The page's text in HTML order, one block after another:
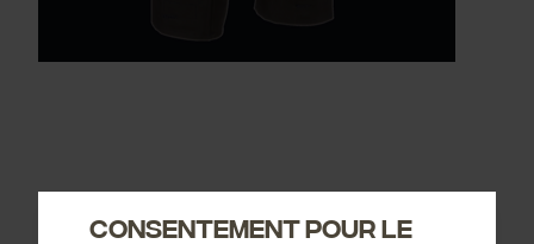
Consentement pour le